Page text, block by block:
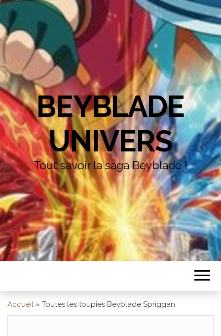
BEYBLADE
UNIVERS
Tout savoir la saga Beyblade !
Accueil » Toutes les toupies Beyblade Spriggan